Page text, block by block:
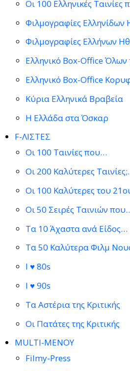
Οι 100 Ελληνικές Ταινίες
Φιλμογραφίες Ελληνίδων
Φιλμογραφίες Ελλήνων
Ελληνικό Box-Office
Ελληνικό Box-Office
Κύρια Ελληνικά Βραβεία
Η Ελλάδα στα Όσκαρ
F-ΛΙΣΤΕΣ
Οι 100 Ταινίες που…
Οι 200 Καλύτερες Ταινίες;.
Οι 100 Καλύτερες του
Οι 50 Σειρές Ταινιών
Τα 10 Άχαστα ανά Είδος…
Τα 50 Καλύτερα Φιλμ
I ♥ 80s
I ♥ 90s
Τα Αστέρια της Κριτικής
Οι Πατάτες της Κριτικής
MULTI-ΜΕΝΟΥ
Filmy-Press